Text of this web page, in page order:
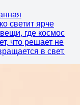
светит ярче
где космос
что решает не
в свет.